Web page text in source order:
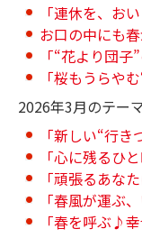
「連休を、お
お口の中にも
「“花より団子
「桜もうらや
2026年3月のテー
「新しい“行
「心に残るひ
「頑張るあな
「春風が運ぶ
「春を呼ぶ♪幸